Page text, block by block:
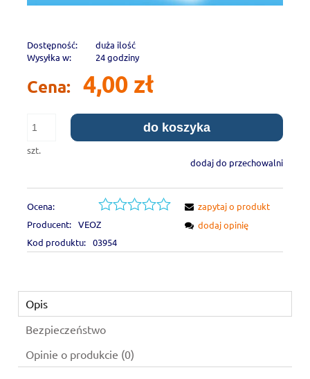
Dostępność:
duża ilość
Wysyłka w:
24 godziny
Cena: 4,00 zł
szt.
do koszyka
dodaj do przechowalni
Ocena:
Producent: VEOZ
Kod produktu: 03954
zapytaj o produkt
dodaj opinię
Opis
Bezpieczeństwo
Opinie o produkcie (0)